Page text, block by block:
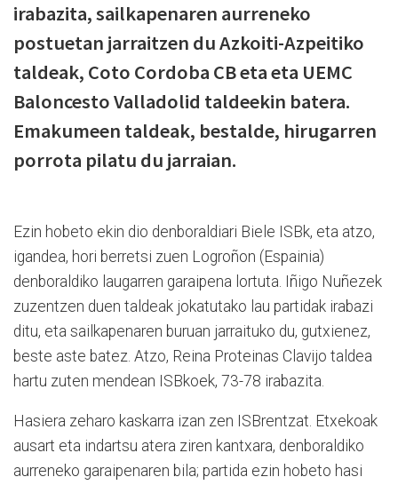
irabazita, sailkapenaren aurreneko
postuetan jarraitzen du Azkoiti-Azpeitiko
taldeak, Coto Cordoba CB eta eta UEMC
Baloncesto Valladolid taldeekin batera.
Emakumeen taldeak, bestalde, hirugarren
porrota pilatu du jarraian.
Ezin hobeto ekin dio denboraldiari Biele ISBk, eta atzo,
igandea, hori berretsi zuen Logroñon (Espainia)
denboraldiko laugarren garaipena lortuta. Iñigo Nuñezek
zuzentzen duen taldeak jokatutako lau partidak irabazi
ditu, eta sailkapenaren buruan jarraituko du, gutxienez,
beste aste batez. Atzo, Reina Proteinas Clavijo taldea
hartu zuten mendean ISBkoek, 73-78 irabazita.
Hasiera zeharo kaskarra izan zen ISBrentzat. Etxekoak
ausart eta indartsu atera ziren kantxara, denboraldiko
aurreneko garaipenaren bila; partida ezin hobeto hasi